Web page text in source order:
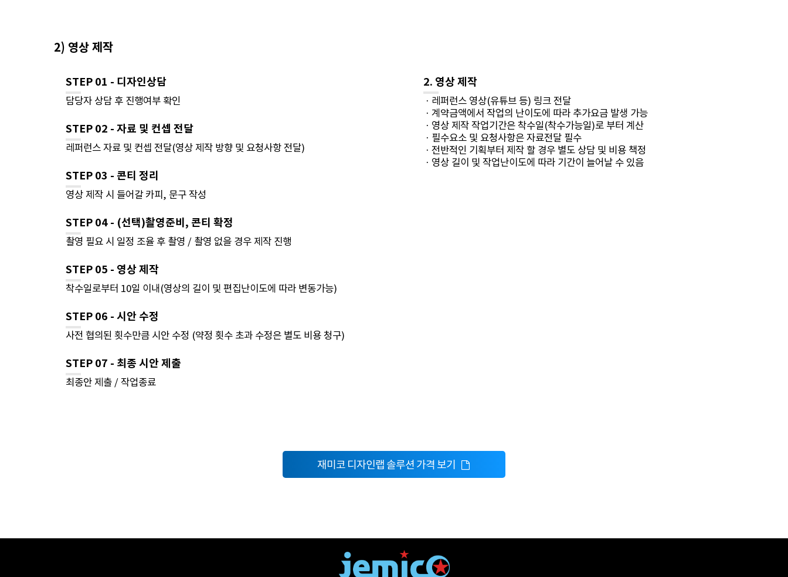
2) 영상 제작
STEP 01 - 디자인상담
담당자 상담 후 진행여부 확인
STEP 02 - 자료 및 컨셉 전달
레퍼런스 자료 및 컨셉 전달(영상 제작 방향 및 요청사항 전달)
STEP 03 - 콘티 정리
영상 제작 시 들어갈 카피, 문구 작성
STEP 04 - (선택)촬영준비, 콘티 확정
촬영 필요 시 일정 조율 후 촬영 / 촬영 없을 경우 제작 진행
STEP 05 - 영상 제작
착수일로부터 10일 이내(영상의 길이 및 편집난이도에 따라 변동가능)
STEP 06 - 시안 수정
사전 협의된 횟수만큼 시안 수정 (약정 횟수 초과 수정은 별도 비용 청구)
STEP 07 - 최종 시안 제출
최종안 제출 / 작업종료
2. 영상 제작
· 레퍼런스 영상(유튜브 등) 링크 전달
· 계약금액에서 작업의 난이도에 따라 추가요금 발생 가능
· 영상 제작 작업기간은 착수일(착수가능일)로 부터 계산
· 필수요소 및 요청사항은 자료전달 필수
· 전반적인 기획부터 제작 할 경우 별도 상담 및 비용 책정
· 영상 길이 및 작업난이도에 따라 기간이 늘어날 수 있음
재미코 디자인랩 솔루션 가격 보기